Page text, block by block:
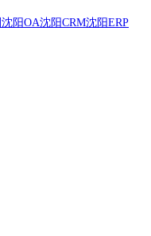
沈阳OA沈阳CRM沈阳ERP